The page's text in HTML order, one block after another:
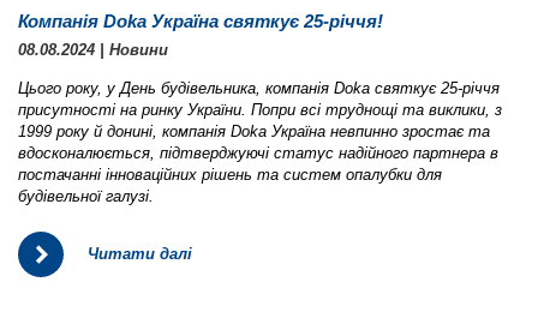
Компанія Doka Україна святкує 25-річчя!
08.08.2024 | Новини
Цього року, у День будівельника, компанія Doka святкує 25-річчя
присутності на ринку України. Попри всі труднощі та виклики, з
1999 року й донині, компанія Doka Україна невпинно зростає та
вдосконалюється, підтверджуючі статус надійного партнера в
постачанні інноваційних рішень та систем опалубки для
будівельної галузі.
Читати далі